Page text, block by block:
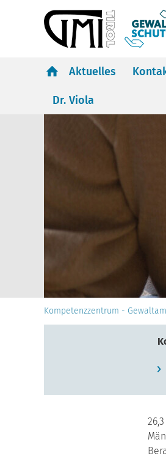
Aktuelles
Dr. Viola
Kompetenzzentrum -